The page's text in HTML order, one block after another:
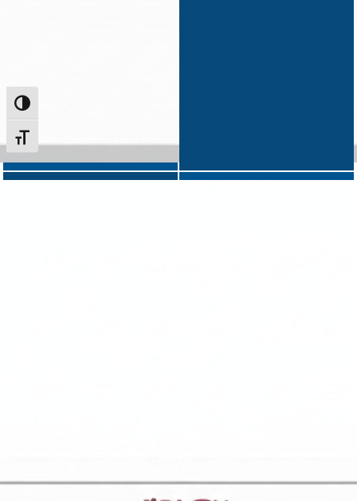
Alternar alto contraste
Alternar tamanho da fonte